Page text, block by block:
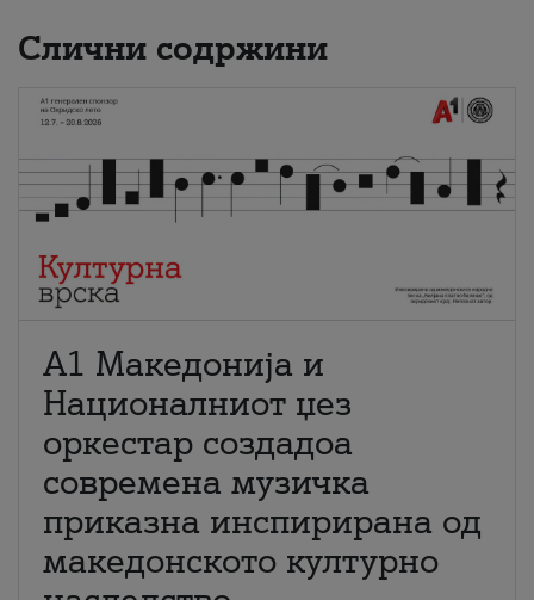
Слични содржини
А1 Македонија и
Националниот џез
оркестар создадоа
современа музичка
приказна инспирирана од
македонското културно